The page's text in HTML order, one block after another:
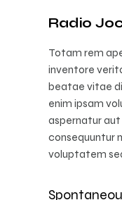
Radio
Totam rem
inventore
beatae vitae
enim ipsam
aspernatur aut
consequuntur
voluptatem